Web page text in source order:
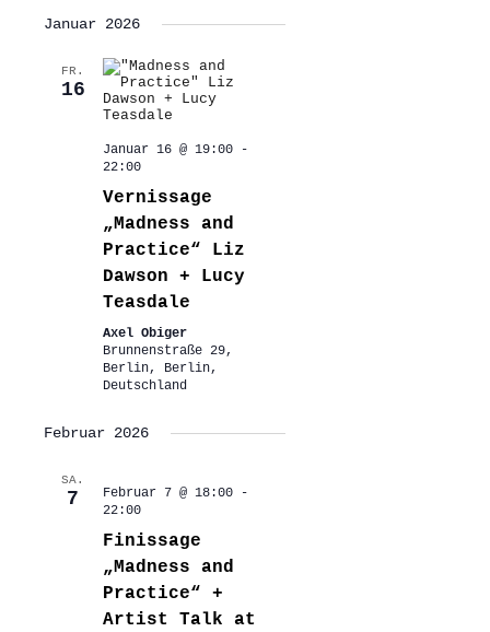
Januar 2026
FR.
16
Januar 16 @ 19:00-
22:00
Vernissage
„Madness and
Practice“ Liz
Dawson + Lucy
Teasdale
Axel Obiger
Brunnenstraße 29,
Berlin, Berlin,
Deutschland
Februar 2026
SA.
7 Februar 7 @ 18:00-
22:00
Finissage
„Madness and
Practice“ +
Artist Talk at